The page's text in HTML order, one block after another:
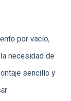
por vacío,
necesidad de
sencillo y